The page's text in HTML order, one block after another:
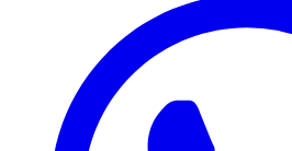
Solo punteggio 4+
Parcheggio incluso
Colazione inclusa